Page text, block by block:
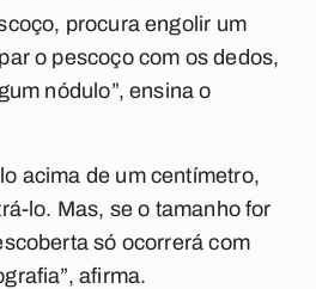
procura engolir um
o pescoço com os dedos,
nódulo”, ensina o
acima de um centímetro,
lo. Mas, se o tamanho for
só ocorrerá com
afirma.